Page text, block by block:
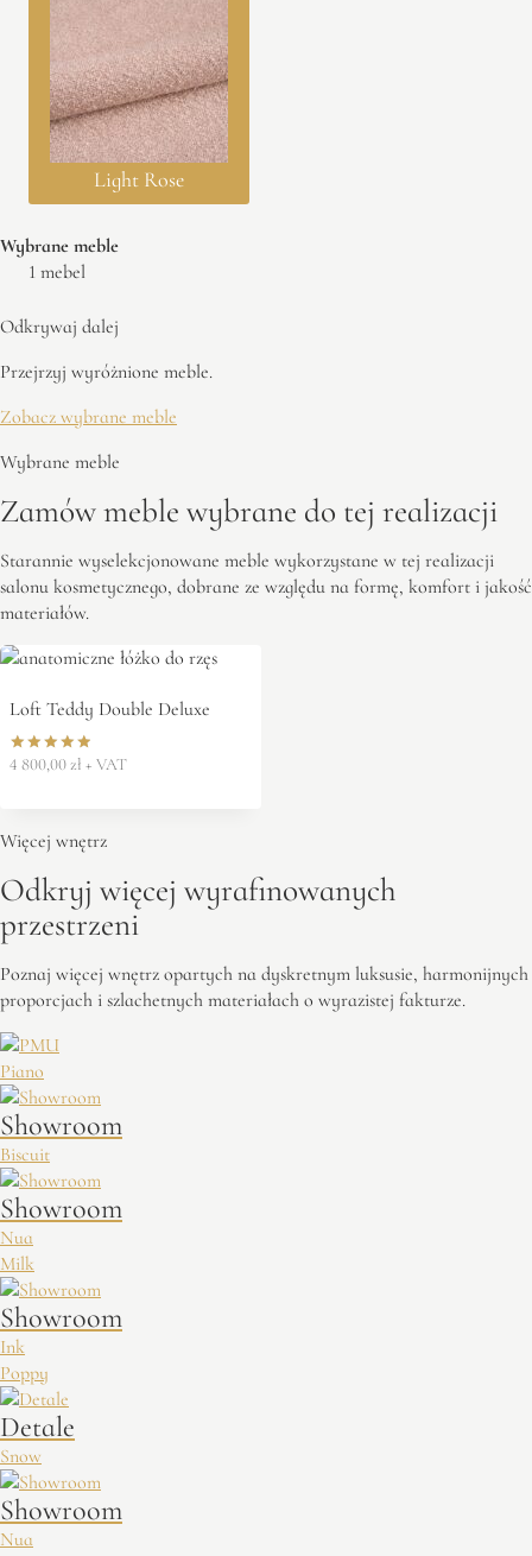
Light Rose
Wybrane meble
1 mebel
Odkrywaj dalej
Przejrzyj wyróżnione meble.
Zobacz wybrane meble
Wybrane meble
Zamów meble wybrane do tej realizacji
Starannie wyselekcjonowane meble wykorzystane w tej realizacji
salonu kosmetycznego, dobrane ze względu na formę, komfort i jakość
materiałów.
Loft Teddy Double Deluxe
Oceniono
4 800,00zł + VAT
Więcej wnętrz
Odkryj więcej wyrafinowanych
przestrzeni
Poznaj więcej wnętrz opartych na dyskretnym luksusie, harmonijnych
proporcjach i szlachetnych materiałach o wyrazistej fakturze.
Piano
Showroom
Biscuit
Showroom
Nua
Milk
Showroom
Ink
Poppy
Detale
Snow
Showroom
Nua